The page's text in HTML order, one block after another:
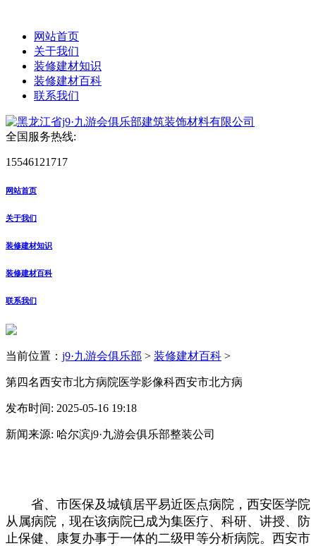
网站首页
关于我们
装修建材知识
装修建材百科
联系我们
全国服务热线:
15546121717
网站首页
关于我们
装修建材知识
装修建材百科
联系我们
当前位置： j9·九游会俱乐部 > 装修建材百科 >
第四名西安市北方病院医学影像科西安市北方病
发布时间: 2025-05-16 19:18
新闻来源: 哈尔滨j9·九游会俱乐部整装公司
省、市医保及城镇居平易近医点病院，西安医学院
从属病院，现在该病院已成为集医疗、科研、讲授、防
止保健、康复办事于一体的二级甲等分析病院。西安市